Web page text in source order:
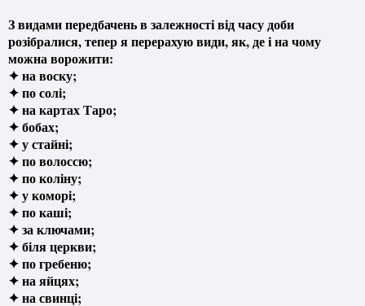
З видами передбачень в залежності від часу доби
розібралися, тепер я перерахую види, як, де і на чому
можна ворожити:
✦ на воску;
✦ по солі;
✦ на картах Таро;
✦ бобах;
✦ у стайні;
✦ по волоссю;
✦ по коліну;
✦ у коморі;
✦ по каші;
✦ за ключами;
✦ біля церкви;
✦ по гребеню;
✦ на яйцях;
✦ на свинці;